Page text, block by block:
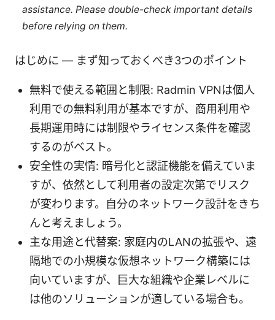
assistance. Please double-check important details
before relying on them.
はじめに — まず知っておくべき3つのポイント
無料で使える範囲と制限: Radmin VPNは個人
利用での無料利用が基本ですが、商用利用や
長期運用時には制限やライセンス条件を確認
するのがベスト。
安全性の実情: 暗号化と認証機能を備えていま
すが、依然として利用者の設定次第でリスク
が変わります。自分のネットワーク設計をきち
んと考えましょう。
主な用途と代替案: 家庭内のLANの拡張や、遠
隔地での小規模な仮想ネットワーク構築には
向いていますが、巨大な組織や企業レベルに
は他のソリューションが適している場合も。